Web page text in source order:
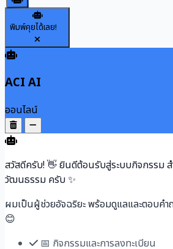
สอบถาม AI
มีข้อสงสัยไหม?
พิมพ์คุยได้เลย!
ACI AI
ออนไลน์
สวัสดีครับ! 👋 ยินดีต้อนรับสู่ระบบกิจกรรม
วัฒนธรรม ครับ ✨
ผมเป็นผู้ช่วยอัจฉริยะ พร้อมดูแลและตอบค
😊
📅 กิจกรรมและการลงทะเบียน